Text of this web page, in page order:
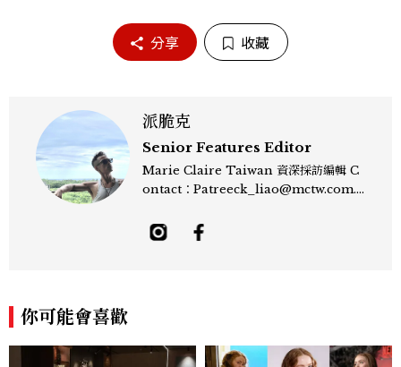
分享 收藏
派脆克
Senior Features Editor
Marie Claire Taiwan 資深採訪編輯 C
ontact：Patreeck_liao@mctw.com.t
敏銳的觀察力與敘事能力，撰寫出兼具深度
與美感的專題內容，長期關注亞洲娛樂、人
力的跨平台敘事語言。認為好的內容不僅是
你可能會喜歡